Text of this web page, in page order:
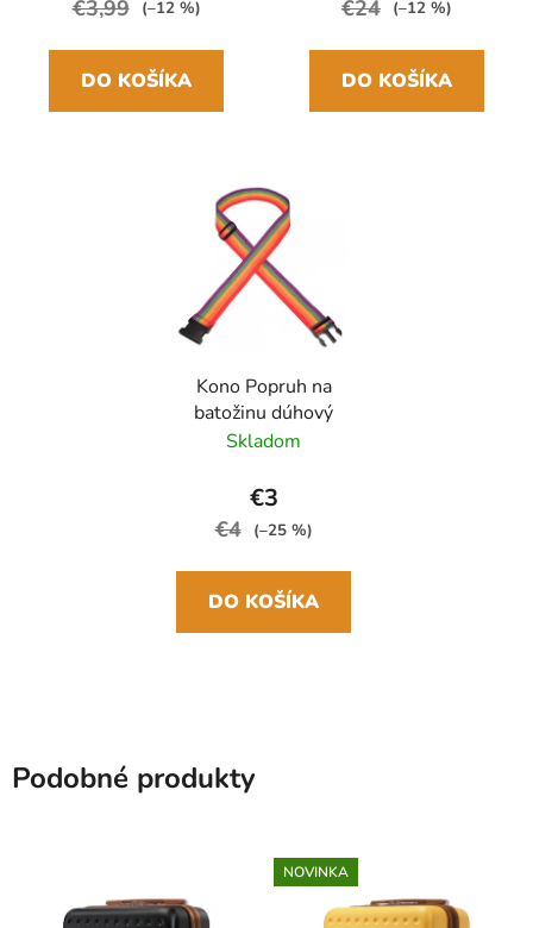
€3,99 (–12 %)
DO KOŠÍKA
€24 (–12 %)
DO KOŠÍKA
Kono Popruh na
batožinu dúhový
Skladom
€3
€4 (–25 %)
DO KOŠÍKA
Podobné produkty
NOVINKA